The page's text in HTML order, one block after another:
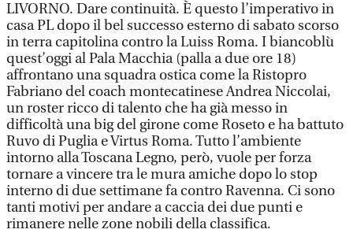
LIVORNO. Dare continuità. È questo l’imperativo in
casa PL dopo il bel successo esterno di sabato scorso
in terra capitolina contro la Luiss Roma. I biancoblù
quest’oggi al Pala Macchia (palla a due ore 18)
affrontano una squadra ostica come la Ristopro
Fabriano del coach montecatinese Andrea Niccolai,
un roster ricco di talento che ha già messo in
difficoltà una big del girone come Roseto e ha battuto
Ruvo di Puglia e Virtus Roma. Tutto l’ambiente
intorno alla Toscana Legno, però, vuole per forza
tornare a vincere tra le mura amiche dopo lo stop
interno di due settimane fa contro Ravenna. Ci sono
tanti motivi per andare a caccia dei due punti e
rimanere nelle zone nobili della classifica.